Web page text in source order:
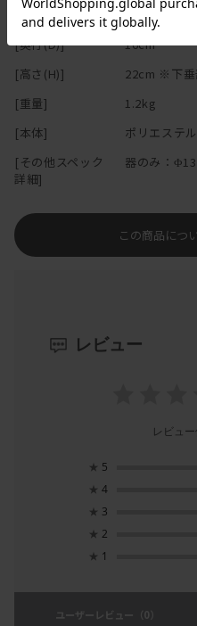
この商品につ
い。色あせ、型くずれ、サビの
すめできません。
[幅(W)]
16cm
[奥行(D)]
16cm
[高さ(H)]
22cm ※下垂
[重量]
1.2kg
[本体]
ポリエステ
[その他スペック
詳細]
器のみ：
レビュー
レビュー
★ 5
★ 4
★ 3
★ 2
★ 1
ユーザーレビュー （0）